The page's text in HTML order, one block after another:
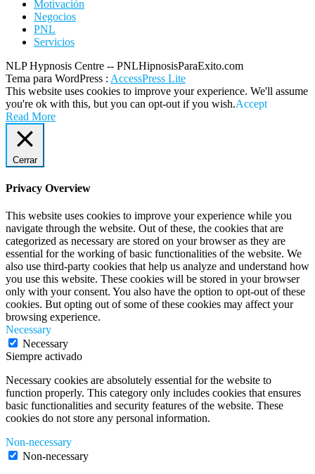
Motivación
Negocios
PNL
Servicios
NLP Hypnosis Centre -- PNLHipnosisParaExito.com
Tema para WordPress : AccessPress Lite
This website uses cookies to improve your experience. We'll assume
you're ok with this, but you can opt-out if you wish.Accept
Read More
Cerrar
Privacy Overview
This website uses cookies to improve your experience while you
navigate through the website. Out of these, the cookies that are
categorized as necessary are stored on your browser as they are
essential for the working of basic functionalities of the website. We
also use third-party cookies that help us analyze and understand how
you use this website. These cookies will be stored in your browser
only with your consent. You also have the option to opt-out of these
cookies. But opting out of some of these cookies may affect your
browsing experience.
Necessary
Necessary
Siempre activado
Necessary cookies are absolutely essential for the website to
function properly. This category only includes cookies that ensures
basic functionalities and security features of the website. These
cookies do not store any personal information.
Non-necessary
Non-necessary